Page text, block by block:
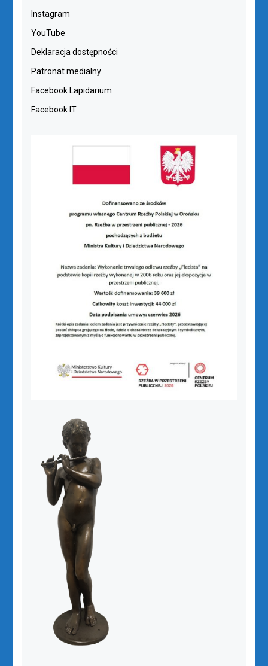
Instagram
YouTube
Deklaracja dostępności
Patronat medialny
Facebook Lapidarium
Facebook IT